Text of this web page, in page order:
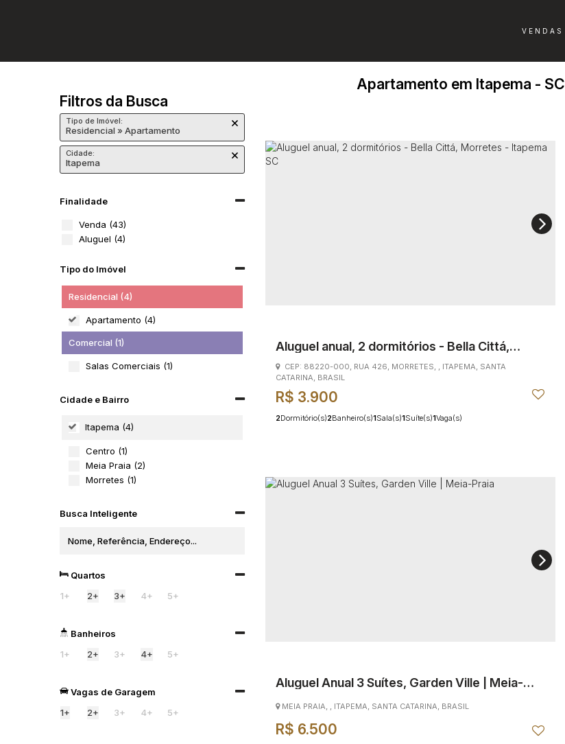
VENDAS
Apartamento em Itapema - SC
Filtros da Busca
Tipo de Imóvel:
Residencial » Apartamento
Cidade:
Itapema
Finalidade
Venda (43)
Aluguel (4)
Tipo do Imóvel
Residencial (4)
Apartamento (4)
Comercial (1)
Salas Comerciais (1)
Cidade e Bairro
Itapema (4)
Centro (1)
Meia Praia (2)
Morretes (1)
Busca Inteligente
Quartos
1+
2+ 3+ 4+ 5+
Banheiros
1+
2+ 3+ 4+ 5+
Vagas de Garagem
1+
2+ 3+ 4+ 5+
Aluguel anual, 2 dormitórios - Bella Cittá,
R$ 3.900
CEP: 88220-000 RUA 426 MORRETES ITAPEMA SANTA
CATARINA BRASIL
2Dormitório(s)2Banheiro(s)1Sala(s)1Suíte(s)1Vaga(s)
Aluguel Anual 3 Suítes, Garden Ville | Meia-
R$ 6.500
MEIA PRAIA , ITAPEMA, SANTA CATARINA, BRASIL